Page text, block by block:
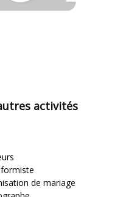
activités
de mariage